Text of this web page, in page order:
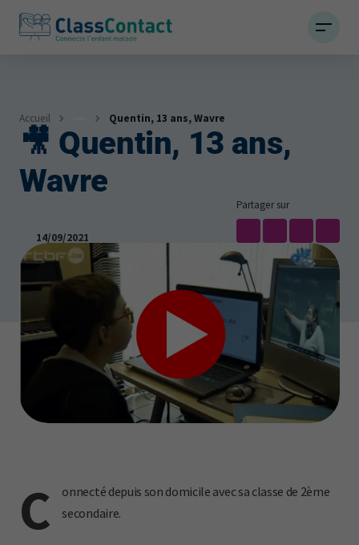
Accueil
Infos
Actualités et témoignages
Quentin, 13 ans, Wavre
🎥 Quentin, 13 ans,
Wavre
14/09/2021
Partager sur
C
onnecté depuis son domicile avec sa classe de 2ème
secondaire.